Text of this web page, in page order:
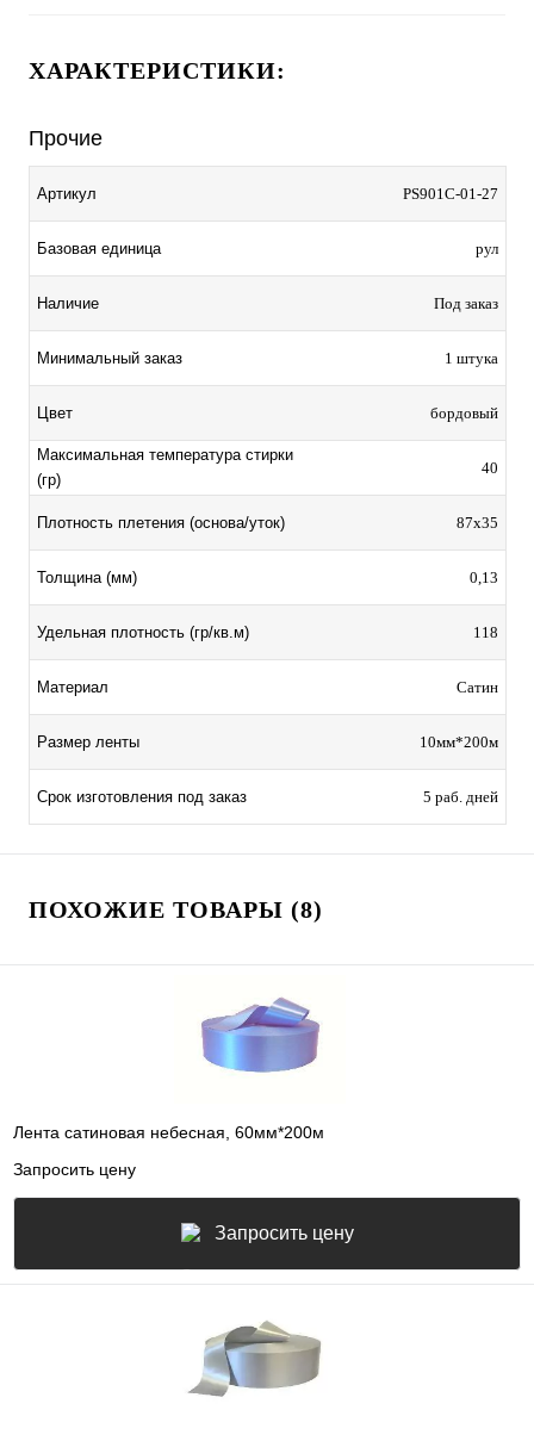
ХАРАКТЕРИСТИКИ:
Прочие
Артикул PS901C-01-27
Базовая единица рул
Наличие Под заказ
Минимальный заказ 1 штука
Цвет бордовый
Максимальная температура стирки
(гр)
40
Плотность плетения (основа/уток) 87х35
Толщина (мм) 0,13
Удельная плотность (гр/кв.м) 118
Материал Сатин
Размер ленты 10мм*200м
Срок изготовления под заказ 5 раб. дней
ПОХОЖИЕ ТОВАРЫ (8)
Лента сатиновая небесная, 60мм*200м
Запросить цену
Запросить цену